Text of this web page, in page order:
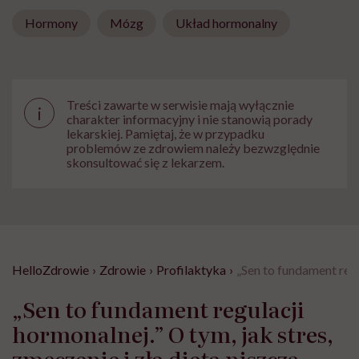
Hormony Mózg Układ hormonalny
i
Treści zawarte w serwisie mają wyłącznie
charakter informacyjny i nie stanowią porady
lekarskiej. Pamiętaj, że w przypadku
problemów ze zdrowiem należy bezwzględnie
skonsultować się z lekarzem.
HelloZdrowie › Zdrowie › Profilaktyka › „Sen to fundament
„Sen to fundament regulacji
hormonalnej.” O tym, jak stres,